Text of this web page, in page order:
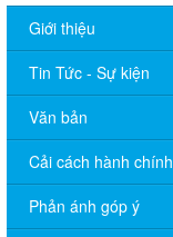
Giới thiệu
Tin Tức - Sự kiện
Văn bản
Cải cách hành chính
Phản ánh góp ý